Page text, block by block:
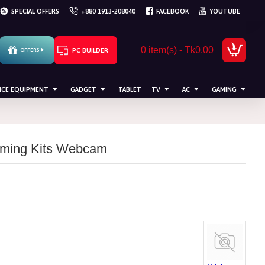
SPECIAL OFFERS +880 1913-208040 FACEBOOK YOUTUBE
OFFERS PC BUILDER 0 item(s) - Tk0.00
EQUIPMENT GADGET TABLET TV AC GAMING
Kits Webcam